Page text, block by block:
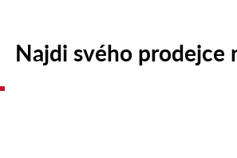
Najdi svého prodejce